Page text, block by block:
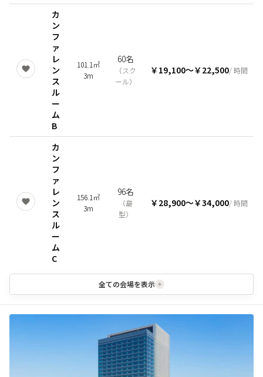
カ
ン
フ
ァ
レ
ン
ス
ル
ー
ム
B
101.1㎡
3m
60名
（スク
ール）
￥19,100〜￥22,500/ 時間
カ
ン
フ
ァ
レ
ン
ス
ル
ー
ム
C
156.1㎡
3m
96名
（島
型）
￥28,900〜￥34,000/ 時間
全ての会場を表示